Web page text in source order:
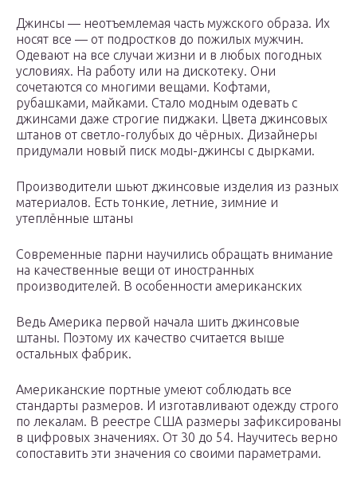
Джинсы — неотъемлемая часть мужского образа. Их
носят все — от подростков до пожилых мужчин.
Одевают на все случаи жизни и в любых погодных
условиях. На работу или на дискотеку. Они
сочетаются со многими вещами. Кофтами,
рубашками, майками. Стало модным одевать с
джинсами даже строгие пиджаки. Цвета джинсовых
штанов от светло-голубых до чёрных. Дизайнеры
придумали новый писк моды-джинсы с дырками.
Производители шьют джинсовые изделия из разных
материалов. Есть тонкие, летние, зимние и
утеплённые штаны
Современные парни научились обращать внимание
на качественные вещи от иностранных
производителей. В особенности американских
Ведь Америка первой начала шить джинсовые
штаны. Поэтому их качество считается выше
остальных фабрик.
Американские портные умеют соблюдать все
стандарты размеров. И изготавливают одежду строго
по лекалам. В реестре США размеры зафиксированы
в цифровых значениях. От 30 до 54. Научитесь верно
сопоставить эти значения со своими параметрами.